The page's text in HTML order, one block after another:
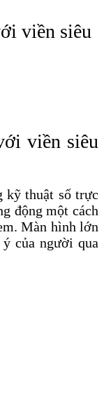
viền siêu
viền siêu
kỹ thuật số trực
động một cách
Màn hình lớn
của người qua